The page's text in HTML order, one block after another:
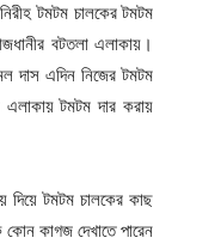
টমটম চালকের টমটম
বটতলা এলাকায়।
দাস এদিন নিজের টমটম
এলাকায় টমটম দার করায়
দিয়ে টমটম চালকের কাছ
কাগজ দেখাতে পারেন